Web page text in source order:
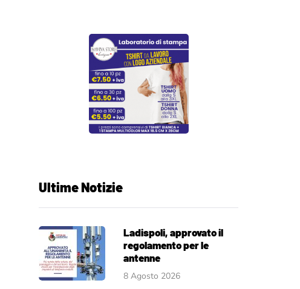
Ultime Notizie
Ladispoli, approvato il
regolamento per le
antenne
8 Agosto 2026